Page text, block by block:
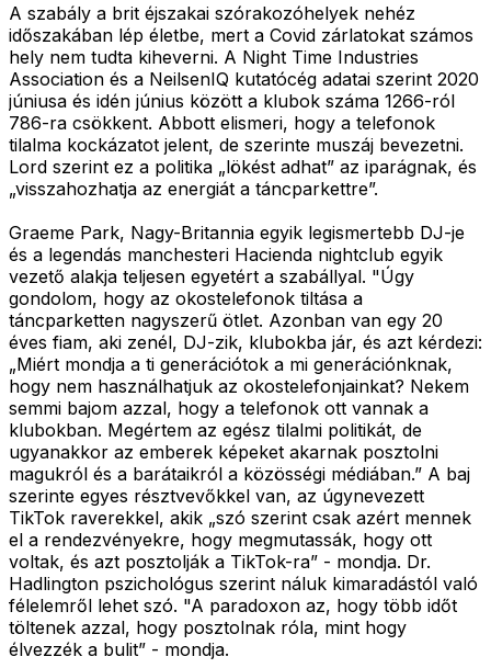
A szabály a brit éjszakai szórakozóhelyek nehéz
időszakában lép életbe, mert a Covid zárlatokat számos
hely nem tudta kiheverni. A Night Time Industries
Association és a NeilsenIQ kutatócég adatai szerint 2020
júniusa és idén június között a klubok száma 1266-ról
786-ra csökkent. Abbott elismeri, hogy a telefonok
tilalma kockázatot jelent, de szerinte muszáj bevezetni.
Lord szerint ez a politika „lökést adhat” az iparágnak, és
„visszahozhatja az energiát a táncparkettre”.
Graeme Park, Nagy-Britannia egyik legismertebb DJ-je
és a legendás manchesteri Hacienda nightclub egyik
vezető alakja teljesen egyetért a szabállyal. "Úgy
gondolom, hogy az okostelefonok tiltása a
táncparketten nagyszerű ötlet. Azonban van egy 20
éves fiam, aki zenél, DJ-zik, klubokba jár, és azt kérdezi:
„Miért mondja a ti generációtok a mi generációnknak,
hogy nem használhatjuk az okostelefonjainkat? Nekem
semmi bajom azzal, hogy a telefonok ott vannak a
klubokban. Megértem az egész tilalmi politikát, de
ugyanakkor az emberek képeket akarnak posztolni
magukról és a barátaikról a közösségi médiában.” A baj
szerinte egyes résztvevőkkel van, az úgynevezett
TikTok raverekkel, akik „szó szerint csak azért mennek
el a rendezvényekre, hogy megmutassák, hogy ott
voltak, és azt posztolják a TikTok-ra” - mondja. Dr.
Hadlington pszichológus szerint náluk kimaradástól való
félelemről lehet szó. "A paradoxon az, hogy több időt
töltenek azzal, hogy posztolnak róla, mint hogy
élvezzék a bulit” - mondja.